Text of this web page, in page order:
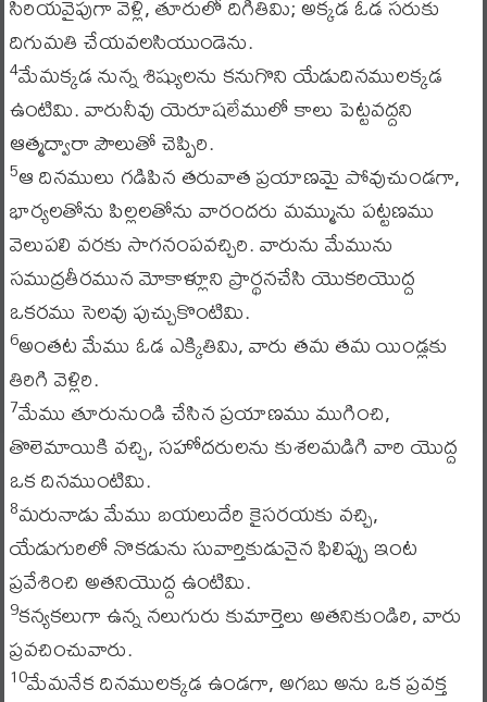
దిగుమతి చేయవలసియుండెను.
4మేమక్కడ నున్న శిష్యులను కనుగొని యేడుదినములక్కడ
ఉంటిమి. వారునీవు యెరూషలేములో కాలు పెట్టవద్దని
ఆత్మద్వారా పౌలుతో చెప్పిరి.
5ఆ దినములు గడిపిన తరువాత ప్రయాణమై పోవుచుండగా,
భార్యలతోను పిల్లలతోను వారందరు మమ్మును పట్టణము
వెలుపలి వరకు సాగనంపవచ్చిరి. వారును మేమును
సముద్రతీరమున మోకాళ్లూని ప్రార్థనచేసి యొకరియొద్ద
ఒకరము సెలవు పుచ్చుకొంటిమి.
6అంతట మేము ఓడ ఎక్కితివిు, వారు తమ తమ యిండ్లకు
తిరిగి వెళ్లిరి.
7మేము తూరునుండి చేసిన ప్రయాణము ముగించి,
తొలెమాయికి వచ్చి, సహోదరులను కుశలమడిగి వారి యొద్ద
ఒక దినముంటిమి.
8మరునాడు మేము బయలుదేరి కైసరయకు వచ్చి,
యేడుగురిలో నొకడును సువార్తికుడునైన ఫిలిప్పు ఇంట
ప్రవేశించి అతనియొద్ద ఉంటిమి.
9కన్యకలుగా ఉన్న నలుగురు కుమార్తెలు అతనికుండిరి, వారు
ప్రవచించువారు.
10మేమనేక దినములక్కడ ఉండగా, అగబు అను ఒక ప్రవక్త